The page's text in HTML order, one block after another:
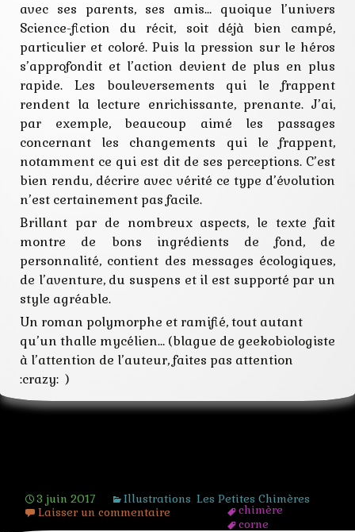
avec ses parents, ses amis… quoique l’univers
Science-fiction du récit, soit déjà bien campé,
particulier et coloré. Puis la pression sur le héros
s’approfondit et l’action devient de plus en plus
rapide. Les bouleversements qui le frappent
rendent la lecture enrichissante, prenante. J’ai,
par exemple, beaucoup aimé les passages
concernant les changements qui le frappent,
notamment ce qui est dit de ses perceptions. C’est
bien rendu, décrire avec vérité ce type d’évolution
n’est certainement pas facile.
Brillant par de nombreux aspects, le texte fait
montre de bons ingrédients de fond, de
personnalité, contient des messages écologiques,
de l’aventure, du suspens et il est supporté par un
style agréable.
Un roman polymorphe et ramifié, tout autant
qu’un thalle mycélien… (blague de geekobiologiste
à l’attention de l’auteur, faites pas attention
:crazy: )
3 juin 2017 Illustrations Les Petites Chimères
chimère
corne
Laisser un commentaire